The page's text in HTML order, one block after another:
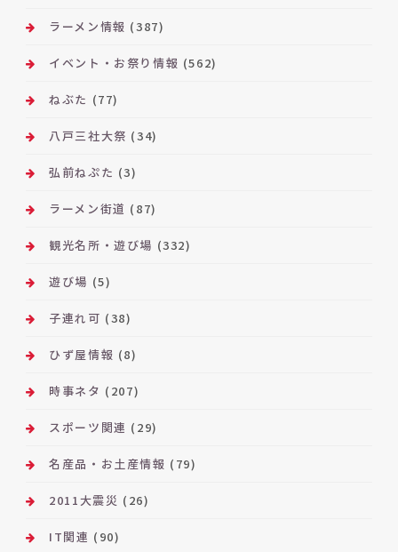
ラーメン情報 (387)
イベント・お祭り情報 (562)
ねぶた (77)
八戸三社大祭 (34)
弘前ねぷた (3)
ラーメン街道 (87)
観光名所・遊び場 (332)
遊び場 (5)
子連れ可 (38)
ひず屋情報 (8)
時事ネタ (207)
スポーツ関連 (29)
名産品・お土産情報 (79)
2011大震災 (26)
IT関連 (90)